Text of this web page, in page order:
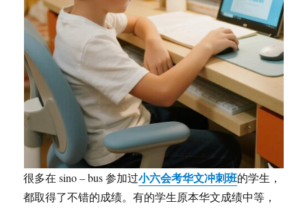
很多在 sino – bus 参加过小六会考华文冲刺班的学生，
都取得了不错的成绩。有的学生原本华文成绩中等，